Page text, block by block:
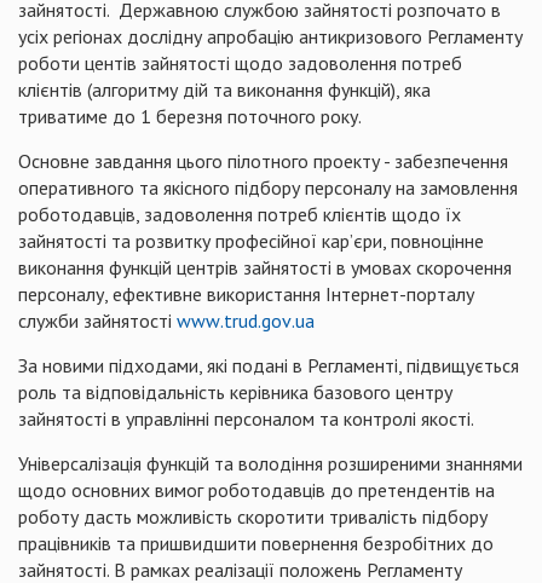
зайнятості. Державною службою зайнятості розпочато в
усіх регіонах дослідну апробацію антикризового Регламенту
роботи центів зайнятості щодо задоволення потреб
клієнтів (алгоритму дій та виконання функцій), яка
триватиме до 1 березня поточного року.
Основне завдання цього пілотного проекту - забезпечення
оперативного та якісного підбору персоналу на замовлення
роботодавців, задоволення потреб клієнтів щодо їх
зайнятості та розвитку професійної кар’єри, повноцінне
виконання функцій центрів зайнятості в умовах скорочення
персоналу, ефективне використання Інтернет-порталу
служби зайнятості www.trud.gov.ua
За новими підходами, які подані в Регламенті, підвищується
роль та відповідальність керівника базового центру
зайнятості в управлінні персоналом та контролі якості.
Універсалізація функцій та володіння розширеними знаннями
щодо основних вимог роботодавців до претендентів на
роботу дасть можливість скоротити тривалість підбору
працівників та пришвидшити повернення безробітних до
зайнятості. В рамках реалізації положень Регламенту